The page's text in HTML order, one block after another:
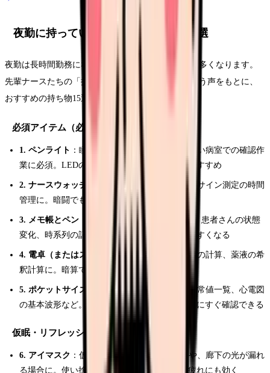
夜勤に持っていくべき持ち物リスト15選
夜勤は長時間勤務になるため、日勤よりも持ち物が多くなります。
先輩ナースたちの「持って行ってよかった！」という声をもとに、
おすすめの持ち物15選をまとめました。
必須アイテム（必ず持っていくもの）
1. ペンライト ：瞳孔確認はもちろん、夜間の暗い病室での確認作
業に必須。LEDの明るさ調整ができるものがおすすめ
2. ナースウォッチ
：点滴の滴下計算、バイタルサイン測定の時間
管理に。暗闘でも見やすい蓄光タイプが便利
3. メモ帳とペン（3色以上）
：申し送りの内容、患者さんの状態
変化、時系列の記録に。色分けで情報整理しやすくなる
4. 電卓（またはスマホの電卓機能）
：輸液速度の計算、薬液の希
釈計算に。暗算でのミスを防ぐ
5. ポケットサイズの参考書
：薬剤の換算表、正常値一覧、心電図
の基本波形など。夜間に「あれ？」と思った時にすぐ確認できる
仮眠・リフレッシュアイテム
6. アイマスク ：仮眠室の照明が消せない場合や、廊下の光が漏れ
る場合に。使い捨ての蒸気アイマスクは目の疲れにも効く